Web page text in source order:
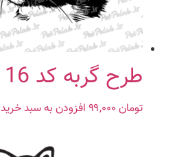
طرح گربه کد 16
تومان افزودن به سبد خرید